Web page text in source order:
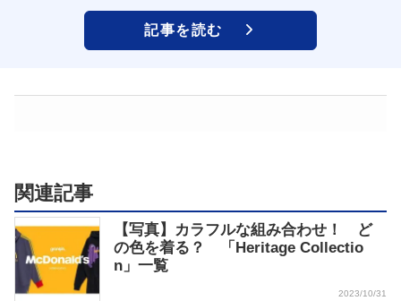
記事を読む
関連記事
【写真】カラフルな組み合わせ！ ど
の色を着る？ 「Heritage Collectio
n」一覧
2023/10/31